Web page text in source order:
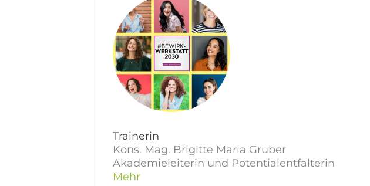
Trainerin
Kons. Mag. Brigitte Maria Gruber
Akademieleiterin und Potentialentfalterin
Mehr